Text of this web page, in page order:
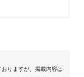
りますが、掲載内容は